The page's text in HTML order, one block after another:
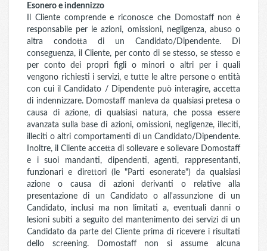
Esonero e indennizzo
Il Cliente comprende e riconosce che Domostaff non è
responsabile per le azioni, omissioni, negligenza, abuso o
altra condotta di un Candidato/Dipendente. Di
conseguenza, il Cliente, per conto di se stesso, se stesso e
per conto dei propri figli o minori o altri per i quali
vengono richiesti i servizi, e tutte le altre persone o entità
con cui il Candidato / Dipendente può interagire, accetta
di indennizzare. Domostaff manleva da qualsiasi pretesa o
causa di azione, di qualsiasi natura, che possa essere
avanzata sulla base di azioni, omissioni, negligenze, illeciti,
illeciti o altri comportamenti di un Candidato/Dipendente.
Inoltre, il Cliente accetta di sollevare e sollevare Domostaff
e i suoi mandanti, dipendenti, agenti, rappresentanti,
funzionari e direttori (le "Parti esonerate") da qualsiasi
azione o causa di azioni derivanti o relative alla
presentazione di un Candidato o all'assunzione di un
Candidato, inclusi ma non limitati a, eventuali danni o
lesioni subiti a seguito del mantenimento dei servizi di un
Candidato da parte del Cliente prima di ricevere i risultati
dello screening. Domostaff non si assume alcuna